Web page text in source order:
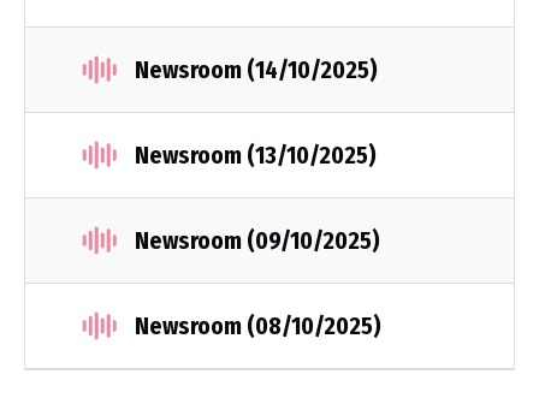
Newsroom (14/10/2025)
Newsroom (13/10/2025)
Newsroom (09/10/2025)
Newsroom (08/10/2025)